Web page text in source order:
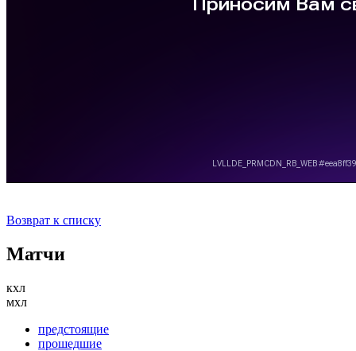
Возврат к списку
Матчи
кхл
мхл
предстоящие
прошедшие